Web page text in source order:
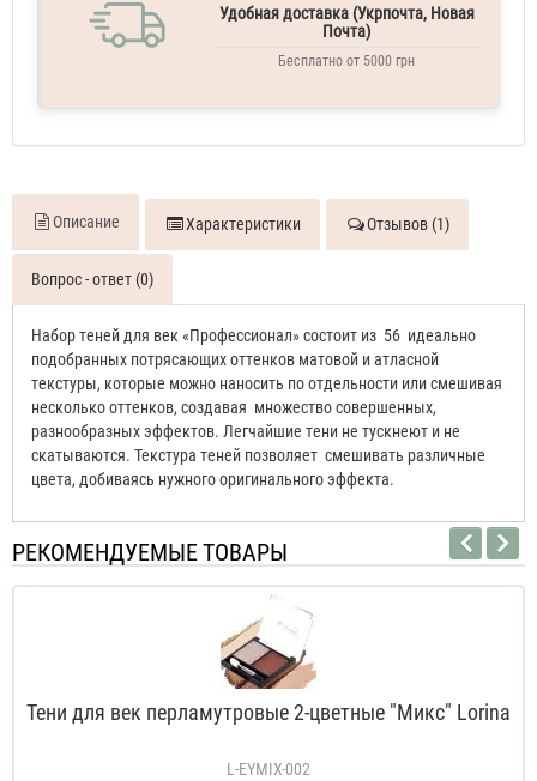
Удобная доставка (Укрпочта, Новая
Почта)
Бесплатно от 5000 грн
Описание Характеристики Отзывов (1)
Вопрос - ответ (0)
Набор теней для век «Профессионал» состоит из 56 идеально
подобранных потрясающих оттенков матовой и атласной
текстуры, которые можно наносить по отдельности или смешивая
несколько оттенков, создавая множество совершенных,
разнообразных эффектов. Легчайшие тени не тускнеют и не
скатываются. Текстура теней позволяет смешивать различные
цвета, добиваясь нужного оригинального эффекта.
РЕКОМЕНДУЕМЫЕ ТОВАРЫ
Тени для век перламутровые 2-цветные "Микс" Lorina
L-EYMIX-002